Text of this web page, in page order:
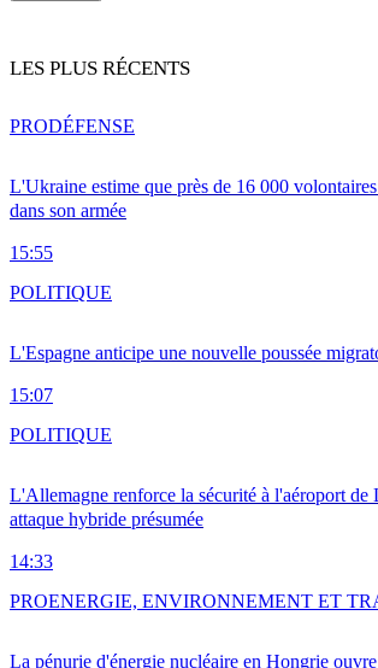
LES PLUS RÉCENTS
L'Ukraine estime que près de 16 000
dans son armée
15:55
PRODÉFENSE
L'Espagne anticipe une nouvelle poussée
15:07
POLITIQUE
L'Allemagne renforce la sécurité à l'aéroport de
attaque hybride présumée
14:33
POLITIQUE
La pénurie d'énergie nucléaire en Hongrie
PROENERGIE, ENVIRONNEMENT ET